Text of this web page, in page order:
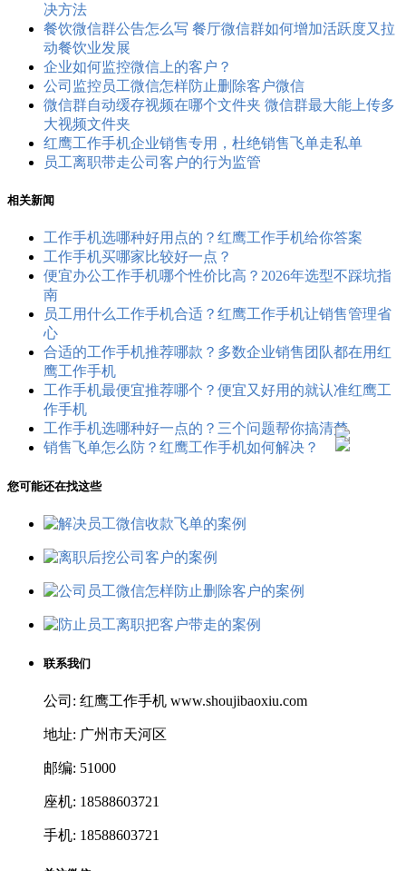
决方法
餐饮微信群公告怎么写 餐厅微信群如何增加活跃度又拉
动餐饮业发展
企业如何监控微信上的客户？
公司监控员工​微信怎样防止删除客户微信
微信群自动缓存视频在哪个文件夹 微信群最大能上传多
大视频文件夹
红鹰工作手机企业销售专用，杜绝销售飞单走私单
员工离职带走公司客户的行为监管
相关新闻
工作手机选哪种好用点的？红鹰工作手机给你答案
工作手机买哪家比较好一点？
便宜办公工作手机哪个性价比高？2026年选型不踩坑指
南
员工用什么工作手机合适？红鹰工作手机让销售管理省
心
合适的工作手机推荐哪款？多数企业销售团队都在用红
鹰工作手机
工作手机最便宜推荐哪个？便宜又好用的就认准红鹰工
作手机
工作手机选哪种好一点的？三个问题帮你搞清楚
销售飞单怎么防？红鹰工作手机如何解决？
您可能还在找这些
联系我们
公司: 红鹰工作手机 www.shoujibaoxiu.com
地址: 广州市天河区
邮编: 51000
座机: 18588603721
手机: 18588603721